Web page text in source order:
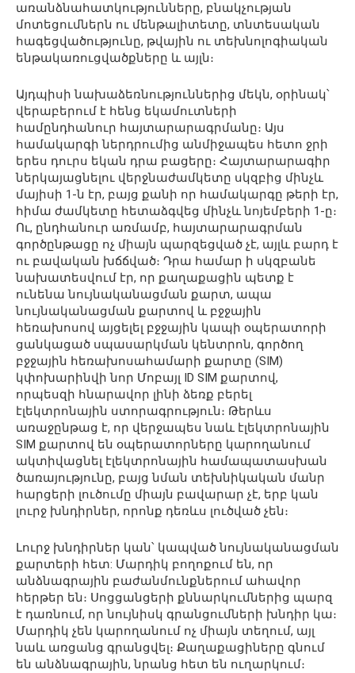
առանձնահատկությունները, բնակչության
մոտեցումներն ու մենթալիտետը, տնտեսական
հագեցվածությունը, թվային ու տեխնոլոգիական
ենթակառուցվածքները և այլն։
Այդպիսի նախաձեռնություններից մեկն, օրինակ՝
վերաբերում է հենց եկամուտների
համընդհանուր հայտարարագրմանը։ Այս
համակարգի ներդրումից անմիջապես հետո ջրի
երես դուրս եկան դրա բացերը։ Հայտարարագիր
ներկայացնելու վերջնաժամկետը սկզբից մինչև
մայիսի 1-ն էր, բայց քանի որ համակարգը թերի էր,
հիմա ժամկետը հետաձգվեց մինչև նոյեմբերի 1-ը։
Ու, ընդհանուր առմամբ, հայտարարագրման
գործընթացը ոչ միայն պարզեցված չէ, այլև բարդ է
ու բավական խճճված։ Դրա համար ի սկզբանե
նախատեսվում էր, որ քաղաքացին պետք է
ունենա նույնականացման քարտ, ապա
նույնականացման քարտով և բջջային
հեռախոսով այցելել բջջային կապի օպերատորի
ցանկացած սպասարկման կենտրոն, գործող
բջջային հեռախոսահամարի քարտը (SIM)
կփոխարինվի նոր Մոբայլ ID SIM քարտով,
որպեսզի հնարավոր լինի ձեռք բերել
էլեկտրոնային ստորագրություն։ Թերևս
առաջընթաց է, որ վերջապես նաև էլեկտրոնային
SIM քարտով են օպերատորները կարողանում
ակտիվացնել էլեկտրոնային համապատասխան
ծառայությունը, բայց նման տեխնիկական մանր
հարցերի լուծումը միայն բավարար չէ, երբ կան
լուրջ խնդիրներ, որոնք դեռևս լուծված չեն։
Լուրջ խնդիրներ կան՝ կապված նույնականացման
քարտերի հետ: Մարդիկ բողոքում են, որ
անձնագրային բաժանմունքներում ահավոր
հերթեր են։ Սոցցանցերի քննարկումներից պարզ
է դառնում, որ նույնիսկ գրանցումների խնդիր կա։
Մարդիկ չեն կարողանում ոչ միայն տեղում, այլ
նաև առցանց գրանցվել։ Քաղաքացիները գնում
են անձնագրային, նրանց հետ են ուղարկում։